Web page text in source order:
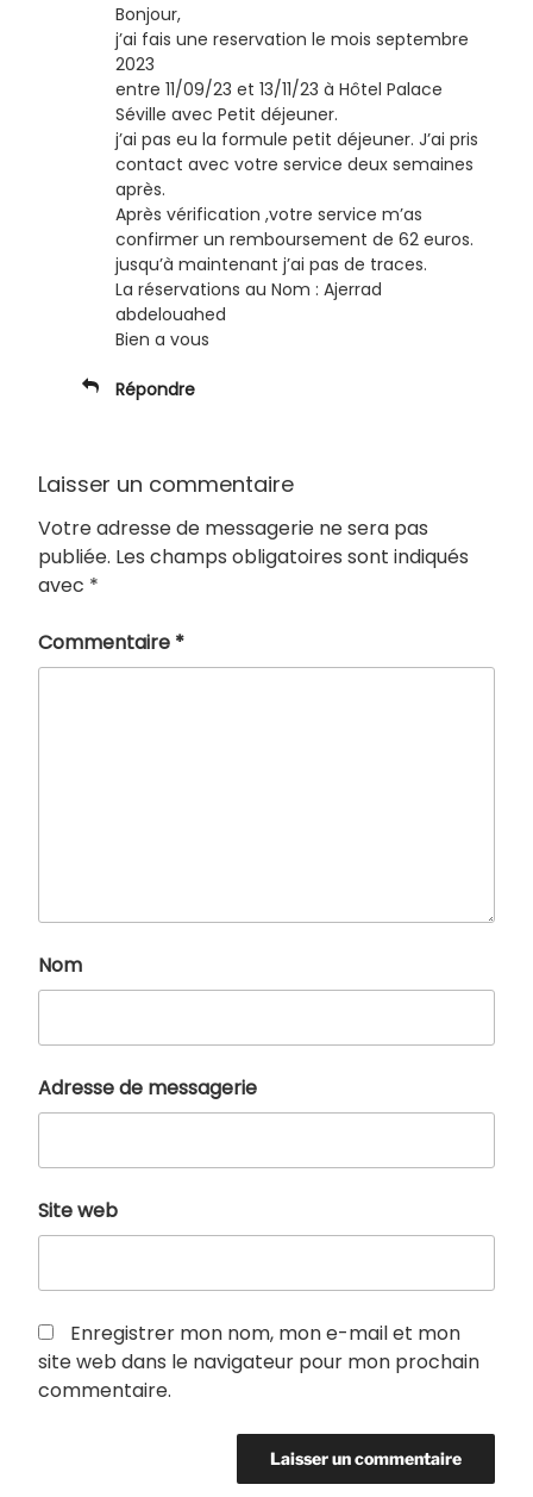
Bonjour,
j’ai fais une reservation le mois septembre
2023
entre 11/09/23 et 13/11/23 à Hôtel Palace
Séville avec Petit déjeuner.
j’ai pas eu la formule petit déjeuner. J’ai pris
contact avec votre service deux semaines
après.
Après vérification ,votre service m’as
confirmer un remboursement de 62 euros.
jusqu’à maintenant j’ai pas de traces.
La réservations au Nom : Ajerrad
abdelouahed
Bien a vous
Répondre
Laisser un commentaire
Votre adresse de messagerie ne sera pas
publiée. Les champs obligatoires sont indiqués
avec *
Commentaire *
Nom
Adresse de messagerie
Site web
Enregistrer mon nom, mon e-mail et mon
site web dans le navigateur pour mon prochain
commentaire.